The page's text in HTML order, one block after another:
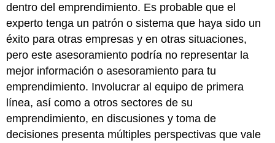
dentro del emprendimiento. Es probable que el
experto tenga un patrón o sistema que haya sido un
éxito para otras empresas y en otras situaciones,
pero este asesoramiento podría no representar la
mejor información o asesoramiento para tu
emprendimiento. Involucrar al equipo de primera
línea, así como a otros sectores de su
emprendimiento, en discusiones y toma de
decisiones presenta múltiples perspectivas que vale